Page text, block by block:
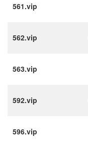
561.vip
562.vip
563.vip
592.vip
596.vip